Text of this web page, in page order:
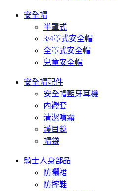
安全帽
半罩式
3/4罩式安全帽
全罩式安全帽
兒童安全帽
安全帽配件
安全帽藍牙耳機
內襯套
清潔噴霧
護目鏡
帽袋
騎士人身部品
防曬裙
防摔鞋